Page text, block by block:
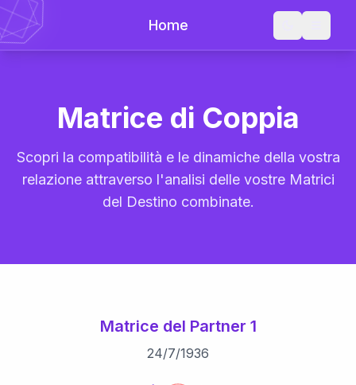
Home
Matrice di Coppia
Scopri la compatibilità e le dinamiche della vostra
relazione attraverso l'analisi delle vostre Matrici
del Destino combinate.
Matrice del Partner 1
24/7/1936